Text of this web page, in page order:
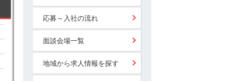
応募～入社の流れ
面談会場一覧
地域から求人情報を探す